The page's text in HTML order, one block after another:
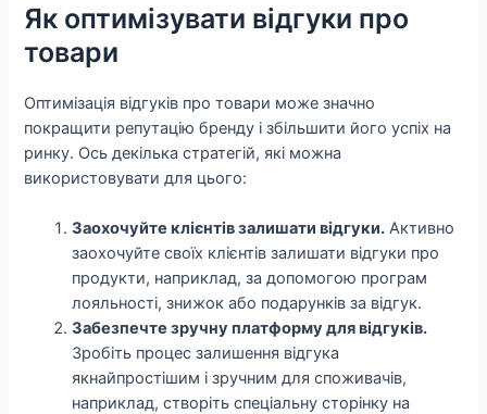
Як оптимізувати відгуки про
товари
Оптимізація відгуків про товари може значно
покращити репутацію бренду і збільшити його успіх на
ринку. Ось декілька стратегій, які можна
використовувати для цього:
Заохочуйте клієнтів залишати відгуки. Активно
заохочуйте своїх клієнтів залишати відгуки про
продукти, наприклад, за допомогою програм
лояльності, знижок або подарунків за відгук.
Забезпечте зручну платформу для відгуків.
Зробіть процес залишення відгука
якнайпростішим і зручним для споживачів,
наприклад, створіть спеціальну сторінку на